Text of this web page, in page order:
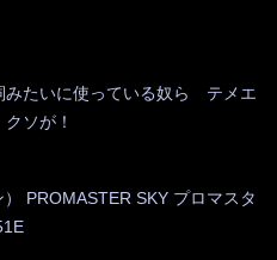
みたいに使っている奴ら テメエ
ソが！
PROMASTER SKY プロマスタ